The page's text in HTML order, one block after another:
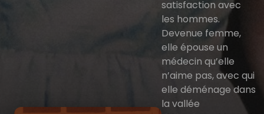
satisfaction avec
les hommes.
Devenue femme,
elle épouse un
médecin qu’elle
n’aime pas, avec qui
elle déménage dans
la vallée